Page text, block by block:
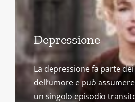
Depressione
La depressione fa parte
dell’umore e può
un singolo episodio